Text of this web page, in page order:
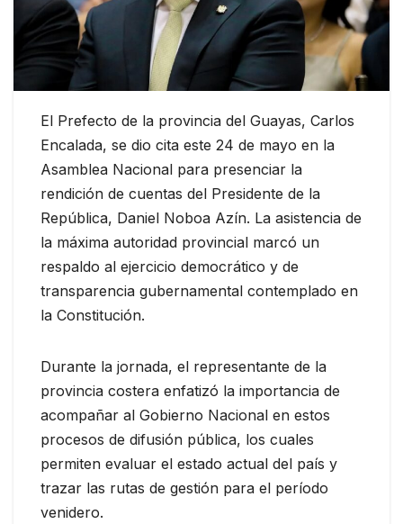
El Prefecto de la provincia del Guayas, Carlos
Encalada, se dio cita este 24 de mayo en la
Asamblea Nacional para presenciar la
rendición de cuentas del Presidente de la
República, Daniel Noboa Azín. La asistencia de
la máxima autoridad provincial marcó un
respaldo al ejercicio democrático y de
transparencia gubernamental contemplado en
la Constitución.
Durante la jornada, el representante de la
provincia costera enfatizó la importancia de
acompañar al Gobierno Nacional en estos
procesos de difusión pública, los cuales
permiten evaluar el estado actual del país y
trazar las rutas de gestión para el período
venidero.